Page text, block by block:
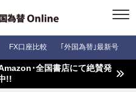
FX口座比較 ｢外国為替｣最新号
･全国書店にて絶賛発
!!